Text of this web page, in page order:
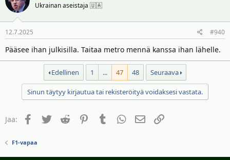
Ukrainan aseistaja 🇺🇦
12.7.2025 #940
Pääsee ihan julkisilla. Taitaa metro mennä kanssa ihan lähelle.
Edellinen 1 ... 47 48 Seuraava
Sinun täytyy kirjautua tai rekisteröityä voidaksesi vastata.
Jaa: Facebook
TwitterReddit PinterestTumblrWhatsAppSähköposti
Linkki
F1-vapaa